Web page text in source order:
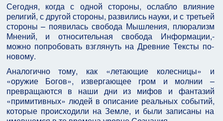
Сегодня, когда с одной стороны, ослабло влияние
религий, с другой стороны, развились науки, и с третьей
стороны – появилась свобода Мышления, плюрализм
Мнений, и относительная свобода Информации,-
можно попробовать взглянуть на Древние Тексты по-
новому.
Аналогично тому, как «летающие колесницы» и
«оружие Богов», извергающее гром и молнии –
превращаются в наши дни из мифов и фантазий
«примитивных» людей в описание реальных событий,
которые происходили на Земле, и были записаны на